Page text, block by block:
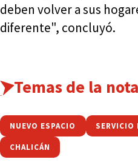
deben volver a sus
diferente", concluyó.
Temas de la nota
NUEVO ESPACIO SERVICIO
CHALICÁN